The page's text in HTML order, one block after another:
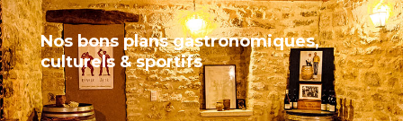
Nos bons plans gastronomiques,
culturels & sportifs